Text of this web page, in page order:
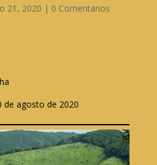
21, 2020 | 0 Comentarios
de agosto de 2020